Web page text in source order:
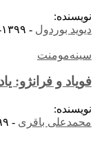
نویسنده:
دیوید بوردول - ۱۳۹۹-۰۸-۰۷
سینه‌مومنت
فویاد و فرانژو:
نویسنده:
محمدعلی باقری -